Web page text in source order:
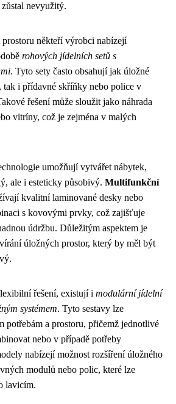
nevyužitý.
někteří výrobci nabízejí
rohových jídelních setů s
. Tyto sety často obsahují jak úložné
tak i přídavné skříňky nebo police v
řešení může sloužit jako náhrada
vitríny, což je zejména v malých
umožňují vytvářet nábytek,
ale i esteticky působivý. Multifunkční
kvalitní laminované desky nebo
s kovovými prvky, což zajišťuje
údržbu. Důležitým aspektem je
úložných prostor, který by měl být
řešení, existují i modulární jídelní
systémem. Tyto sestavy lze
potřebám a prostoru, přičemž jednotlivé
nebo v případě potřeby
nabízejí možnost rozšíření úložného
modulů nebo polic, které lze
lavicím.